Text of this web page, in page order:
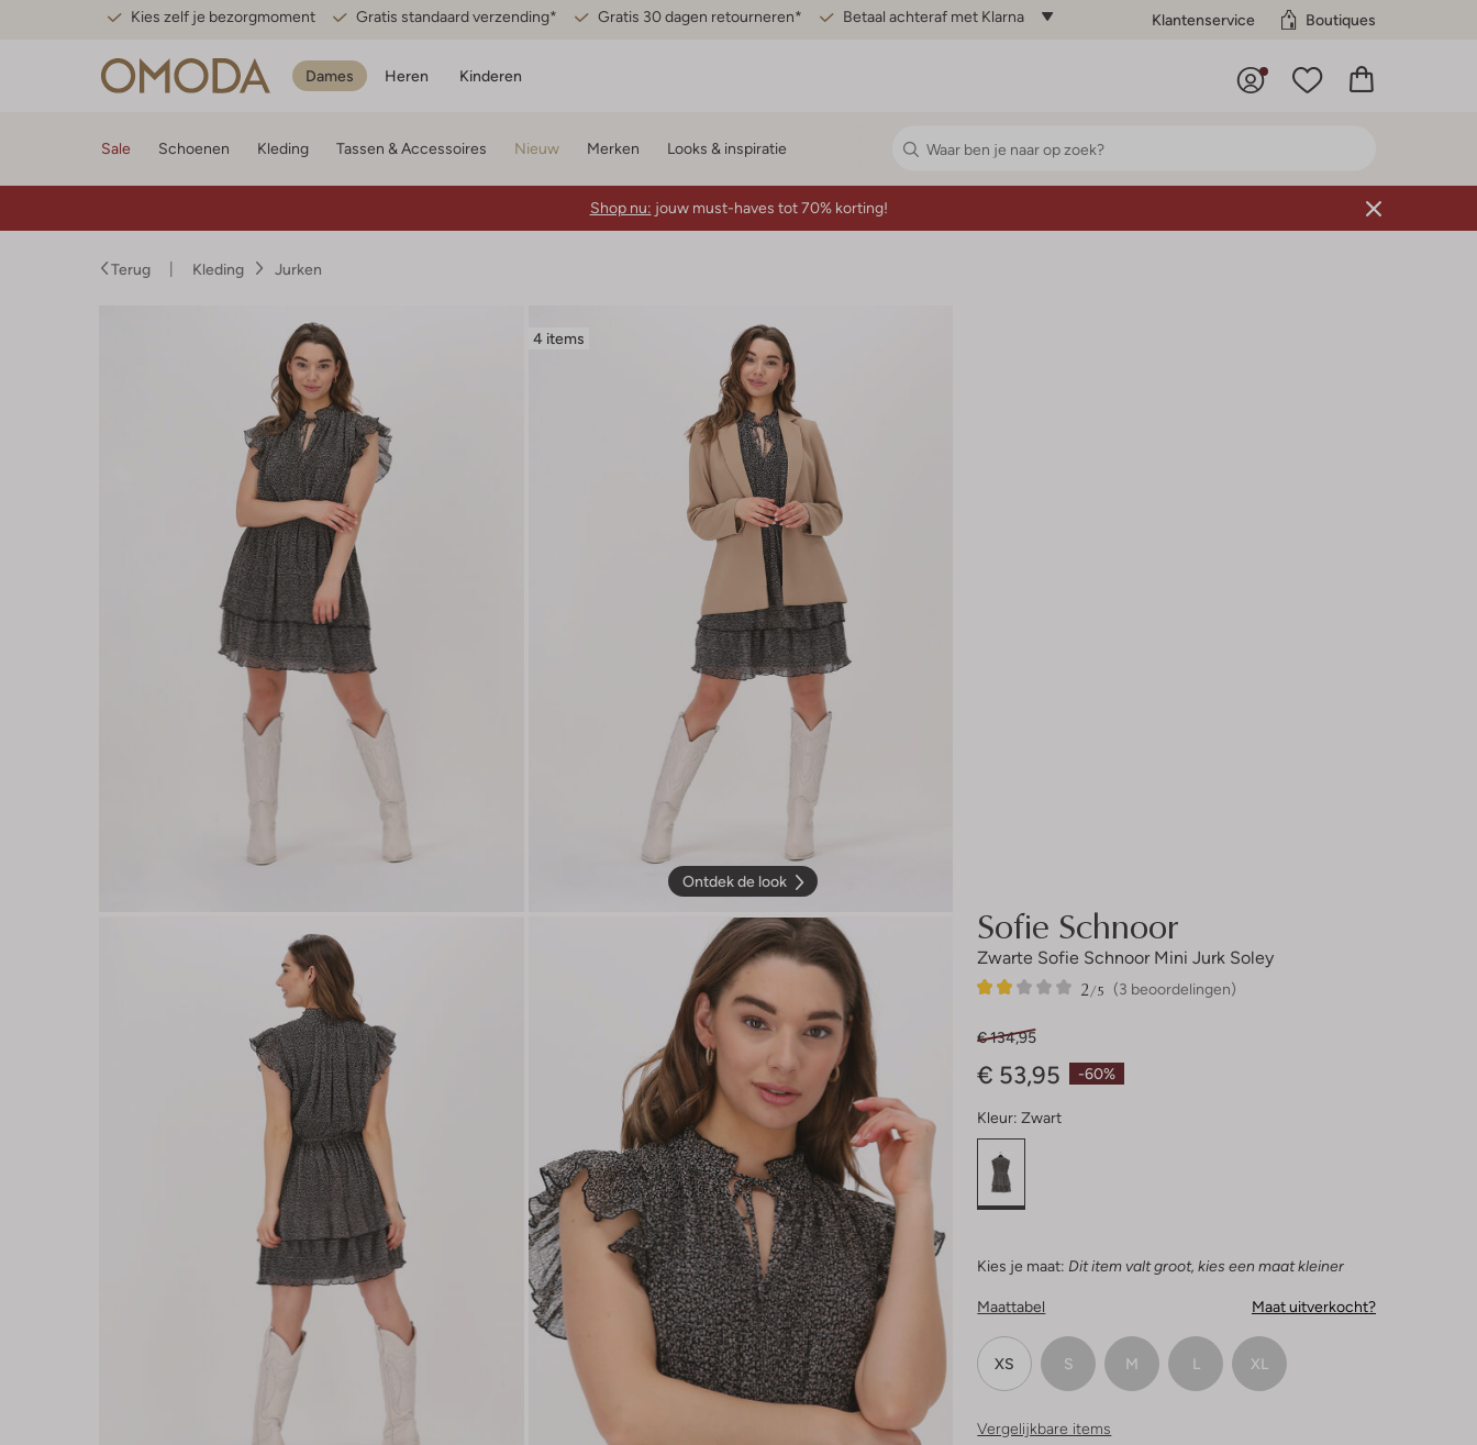
Kies zelf je bezorgmoment Gratis standaard verzending* Gratis 30 dagen retourneren* Betaal achteraf met Klarna Klantenservice Boutiques
Dames Heren Kinderen
Sale Schoenen Kleding Tassen & Accessoires Nieuw Merken Looks & inspiratie
Shop nu: jouw must-haves tot 70% korting!
Terug Kleding Jurken
4 items
Ontdek de look
Sofie Schnoor
Zwarte Sofie Schnoor Mini Jurk Soley
(3 beoordelingen)
2/5
3
2
-60%
€ 134,95
€ 53,95
Kleur: Zwart
Kies je maat: Dit item valt groot, kies een maat kleiner
Maattabel Maat uitverkocht?
XS S M L XL
Vergelijkbare items